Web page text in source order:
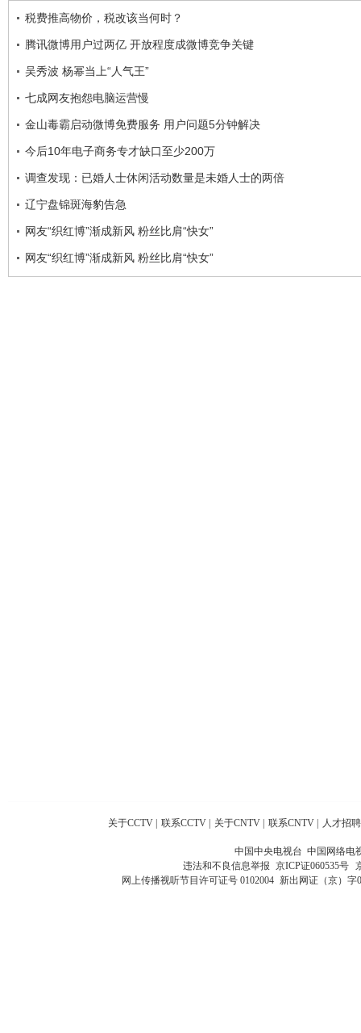
税费推高物价，税改该当何时？
腾讯微博用户过两亿 开放程度成微博竞争关键
吴秀波 杨幂当上“人气王”
七成网友抱怨电脑运营慢
金山毒霸启动微博免费服务 用户问题5分钟解决
今后10年电子商务专才缺口至少200万
调查发现：已婚人士休闲活动数量是未婚人士的两倍
辽宁盘锦斑海豹告急
网友“织红博”渐成新风 粉丝比肩“快女”
网友“织红博”渐成新风 粉丝比肩“快女”
关于CCTV 联系CCTV 关于CNTV 联系CNTV 人才招聘
中国中央电视台 中国网络电
违法和不良信息举报 京ICP证060535号
网上传播视听节目许可证号 0102004 新出网证（京）